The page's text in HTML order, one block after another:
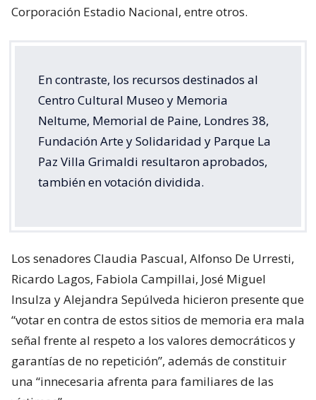
Corporación Estadio Nacional, entre otros.
En contraste, los recursos destinados al
Centro Cultural Museo y Memoria
Neltume, Memorial de Paine, Londres 38,
Fundación Arte y Solidaridad y Parque La
Paz Villa Grimaldi resultaron aprobados,
también en votación dividida.
Los senadores Claudia Pascual, Alfonso De Urresti,
Ricardo Lagos, Fabiola Campillai, José Miguel
Insulza y Alejandra Sepúlveda hicieron presente que
“votar en contra de estos sitios de memoria era mala
señal frente al respeto a los valores democráticos y
garantías de no repetición”, además de constituir
una “innecesaria afrenta para familiares de las